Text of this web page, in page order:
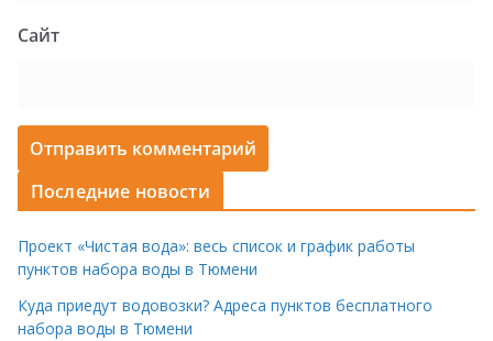
Сайт
Последние новости
Проект «Чистая вода»: весь список и график работы
пунктов набора воды в Тюмени
Куда приедут водовозки? Адреса пунктов бесплатного
набора воды в Тюмени